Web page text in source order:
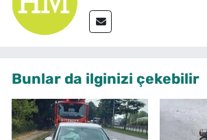
Bunlar da ilginizi çekebilir